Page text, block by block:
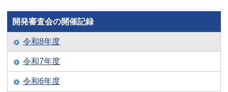
開発審査会の開催記録
令和8年度
令和7年度
令和6年度